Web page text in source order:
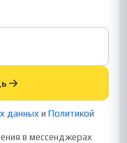
данных и Политикой
в мессенджерах